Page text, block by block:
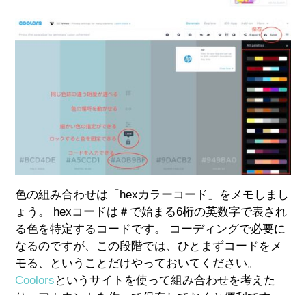
色の組み合わせは「hexカラーコード」をメモしまし
ょう。 hexコードは＃で始まる6桁の英数字で表され
る色を特定するコードです。 コーディングで必要に
なるのですが、この段階では、ひとまずコードをメ
モる、ということだけやっておいてください。
Coolors というサイトを使って組み合わせを考えた